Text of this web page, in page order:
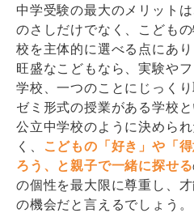
中学受験の最大のメリット
のさしだけでなく、こども
校を主体的に選べる点にあ
旺盛なこどもなら、実験や
学校、一つのことにじっく
ゼミ形式の授業がある学校
公立中学校のように決めら
く、
こどもの「好き」や「
ろう、と親子で一緒に探せる
の個性を最大限に尊重し、
の機会だと言えるでしょう。